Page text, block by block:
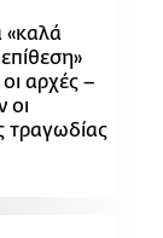
«καλά
αρχές –
οι
τραγωδίας